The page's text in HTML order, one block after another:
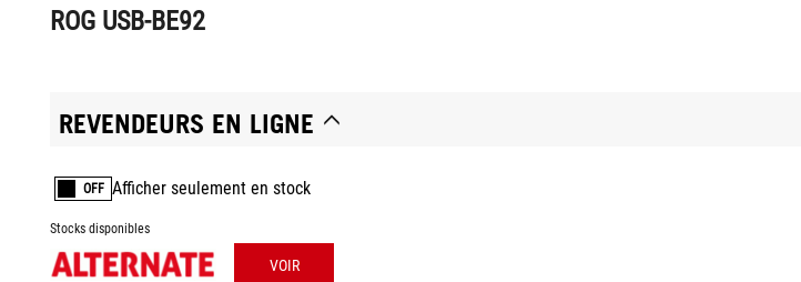
ROG USB-BE92
REVENDEURS EN LIGNE
OFF Afficher seulement en stock
Stocks disponibles
VOIR